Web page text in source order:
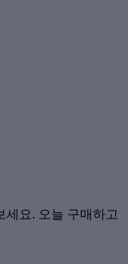
세요. 오늘 구매하고